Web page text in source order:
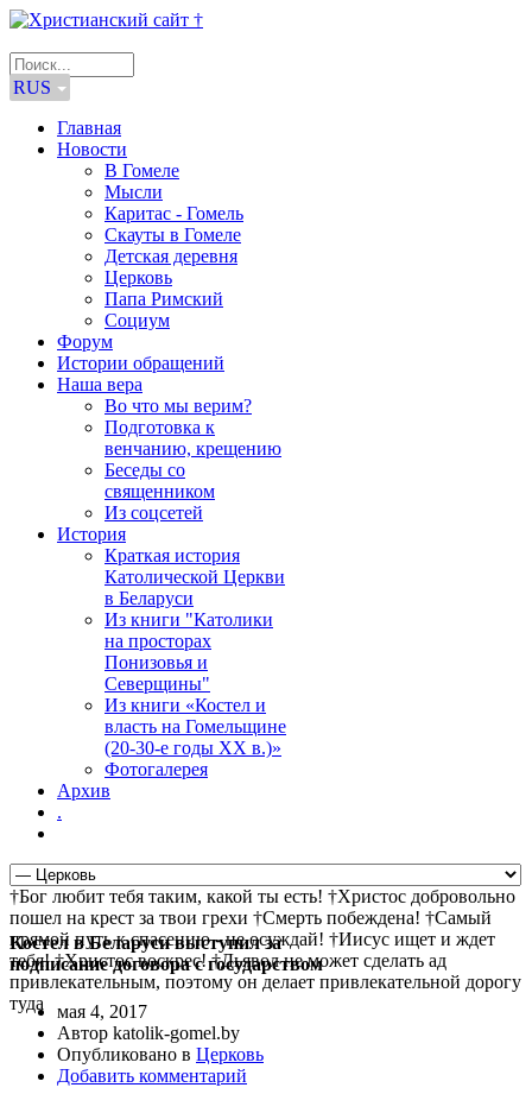
RUS
Главная
Новости
В Гомеле
Мысли
Каритас - Гомель
Скауты в Гомеле
Детская деревня
Церковь
Папа Римский
Социум
Форум
Истории обращений
Наша вера
Во что мы верим?
Подготовка к
венчанию, крещению
Беседы со
священником
Из соцсетей
История
Краткая история
Католической Церкви
в Беларуси
Из книги "Католики
на просторах
Понизовья и
Северщины"
Из книги «Костел и
власть на Гомельщине
(20-30-е годы ХХ в.)»
Фотогалерея
Архив
.
†Бог любит тебя таким, какой ты есть! †Христос добровольно
пошел на крест за твои грехи †Смерть побеждена! †Самый
прямой путь к спасению - не осуждай! †Иисус ищет и ждет
тебя! †Христос воскрес! †Дьявол не может сделать ад
привлекательным, поэтому он делает привлекательной дорогу
туда
Костел в Беларуси выступил за
подписание договора с государством
мая 4, 2017
Автор katolik-gomel.by
Опубликовано в Церковь
Добавить комментарий